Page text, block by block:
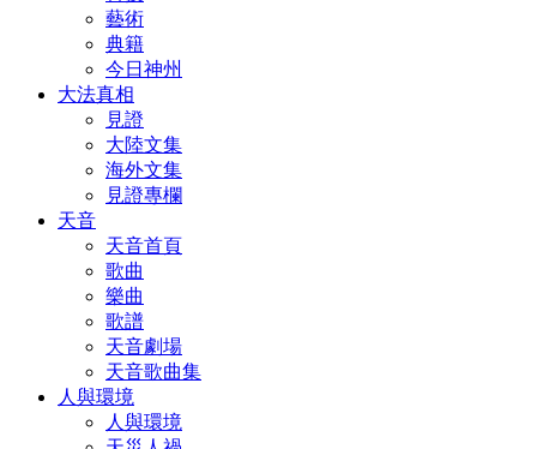
藝術
典籍
今日神州
大法真相
見證
大陸文集
海外文集
見證專欄
天音
天音首頁
歌曲
樂曲
歌譜
天音劇場
天音歌曲集
人與環境
人與環境